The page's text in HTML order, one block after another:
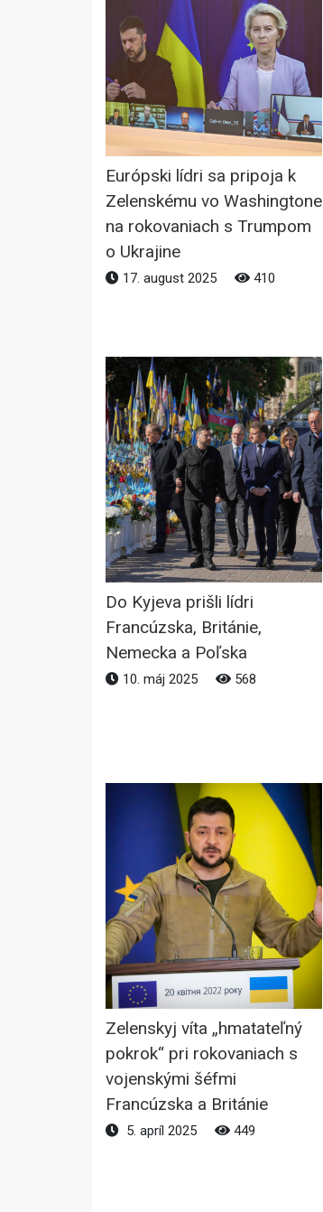
Európski lídri sa pripoja k
Zelenskému vo Washingtone
na rokovaniach s Trumpom
o Ukrajine
17. august 2025 410
Do Kyjeva prišli lídri
Francúzska, Británie,
Nemecka a Poľska
10. máj 2025 568
Zelenskyj víta „hmatateľný
pokrok“ pri rokovaniach s
vojenskými šéfmi
Francúzska a Británie
5. apríl 2025 449